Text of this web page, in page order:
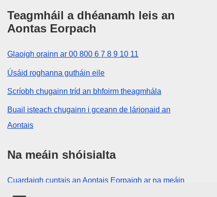
Teagmháil a dhéanamh leis an
Aontas Eorpach
Glaoigh orainn ar 00 800 6 7 8 9 10 11
Úsáid roghanna gutháin eile
Scríobh chugainn tríd an bhfoirm theagmhála
Buail isteach chugainn i gceann de lárionaid an
Aontais
Na meáin shóisialta
Cuardaigh cuntais an Aontais Eorpaigh ar na meáin